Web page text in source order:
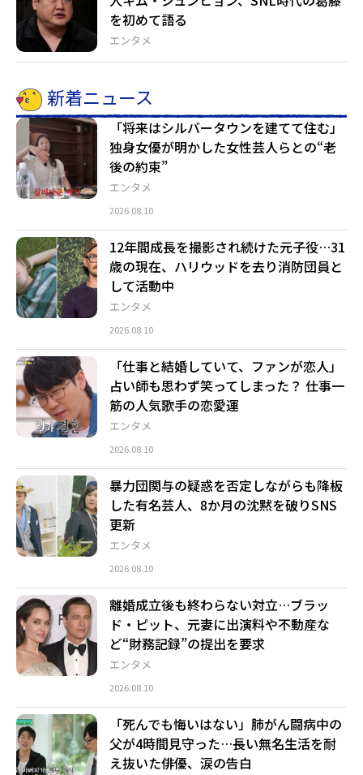
エンタメ
を初めて語る
新着ニュース
エンタメ
「将来はシルバータウンを建てて住む」
独身女優が明かした女性芸人らとの“老
後の約束”
2026.08.10
エンタメ
12年間成長を撮影され続けた元子役…31
歳の現在、ハリウッドを去り消防団員と
して活動中
2026.08.10
エンタメ
「仕事と結婚していて、ファンが恋人」
占い師も思わず笑ってしまった？ 仕事一
筋の人気歌手の恋愛運
2026.08.10
エンタメ
暴力団関与の疑惑を否定しながらも降板
した有名芸人、8か月の沈黙を破りSNS
更新
2026.08.10
エンタメ
離婚成立後も終わらない対立…ブラッ
ド・ピット、元妻に出演料や不動産な
ど“財務記録”の提出を要求
2026.08.10
「死んでも悔いはない」肺がん闘病中の
父が4時間見守った…長い無名生活を耐
え抜いた俳優、涙の告白